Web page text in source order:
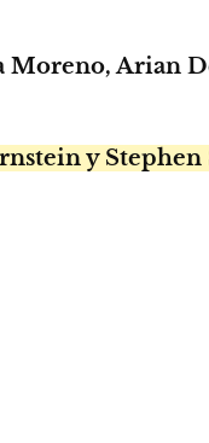
Arian
y